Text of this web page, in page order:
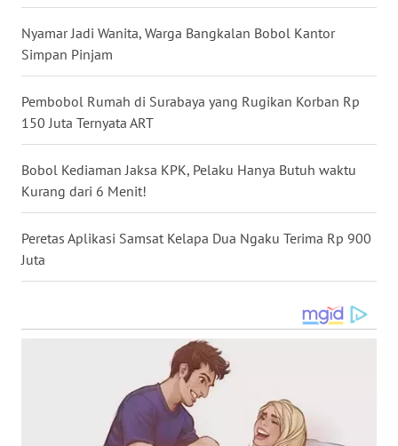
Nyamar Jadi Wanita, Warga Bangkalan Bobol Kantor
Simpan Pinjam
Pembobol Rumah di Surabaya yang Rugikan Korban Rp
150 Juta Ternyata ART
Bobol Kediaman Jaksa KPK, Pelaku Hanya Butuh waktu
Kurang dari 6 Menit!
Peretas Aplikasi Samsat Kelapa Dua Ngaku Terima Rp 900
Juta
WN
TAPANULI
SELATAN
WN
TANJUNG
LESUNG
WN
KARO
WN
SIMALUNGUN
LABUHANBATU